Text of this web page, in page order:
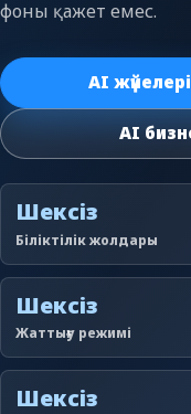
фоны қажет емес.
AI
AI
Шексіз
Біліктілік жолдары
Шексіз
Жаттығу режимі
Шексіз